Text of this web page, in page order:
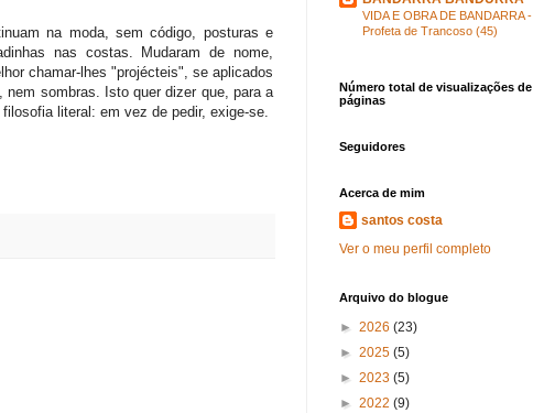
na moda, sem código, posturas e
nas costas. Mudaram de nome,
chamar-lhes "projécteis", se aplicados
sombras. Isto quer dizer que, para a
literal: em vez de pedir, exige-se.
VIDA E OBRA DE BANDARRA -
Profeta de Trancoso (45)
Número total de visualizações de
páginas
Seguidores
Acerca de mim
santos costa
Ver o meu perfil completo
Arquivo do blogue
► 2026 (23)
► 2025 (5)
► 2023 (5)
► 2022 (9)